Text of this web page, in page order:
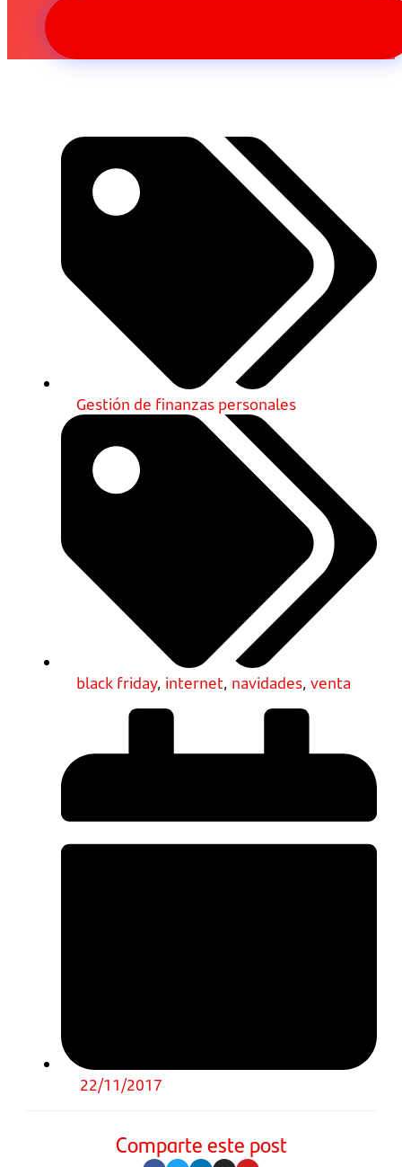
Gestión de finanzas personales
black friday, internet, navidades, venta
22/11/2017
Comparte este post